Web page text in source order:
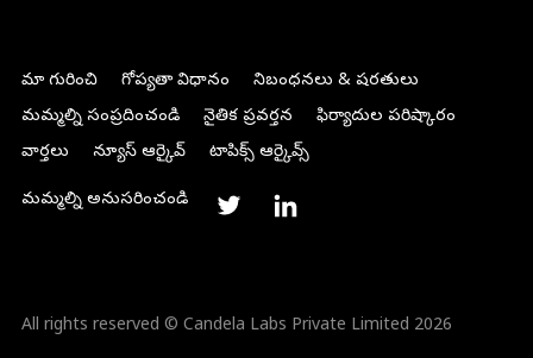
మా గురించి గోప్యతా విధానం
నిబంధనలు & షరతులు
మమ్మల్ని సంప్రదించండి
నైతిక ప్రవర్తన
ఫిర్యాదుల పరిష్కారం
వార్తలు
న్యూస్ ఆర్కైవ్ టాపిక్స్ ఆర్కైవ్స్
మమ్మల్ని అనుసరించండి
All rights reserved © Candela Labs Private Limited 2026